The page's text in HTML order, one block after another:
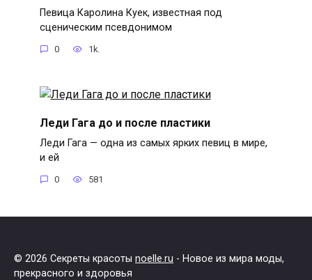
Певица Каролина Куек, известная под
сценическим псевдонимом
0 1k.
Леди Гага до и после пластики
Леди Гага — одна из самых ярких певиц в мире,
и ей
0 581
© 2026 Секреты красоты noelle.ru - Новое из мира моды,
прекрасного и здоровья